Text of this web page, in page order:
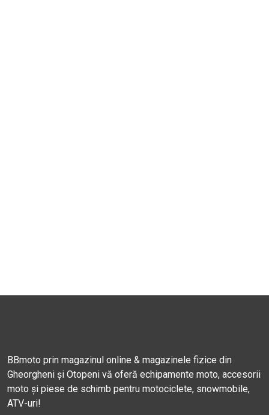
BBmoto prin magazinul online & magazinele fizice din
Gheorgheni și Otopeni vă oferă echipamente moto, accesorii
moto și piese de schimb pentru motociclete, snowmobile,
ATV-uri!